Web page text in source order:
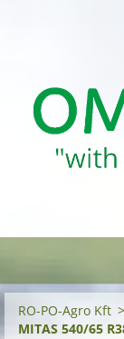
RO-PO-Agro Kft >
MITAS 540/65